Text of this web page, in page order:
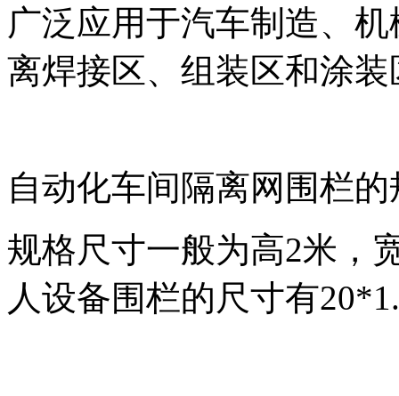
广泛应用于汽车制造、
离焊接区、组装区和涂
自动化车间隔离网围栏的
规格尺寸一般为高2米，
人设备围栏的尺寸有